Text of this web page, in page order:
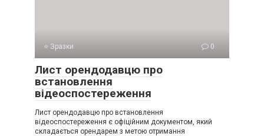
⭐ Зразки 0
Лист орендодавцю про
встановлення
відеоспостереження
Лист орендодавцю про встановлення
відеоспостереження є офіційним документом, який
складається орендарем з метою отримання